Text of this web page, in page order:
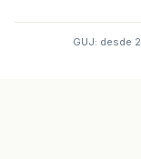
GUJ: desde